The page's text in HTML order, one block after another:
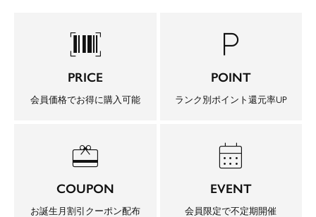
barcode_scanner
PRICE
会員価格でお得に購入可能
local_parking
POINT
ランク別ポイント還元率UP
redeem
COUPON
お誕生月割引クーポン配布
calendar_month
EVENT
会員限定で不定期開催